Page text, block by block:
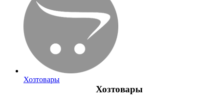
Хозтовары
Хозтовары